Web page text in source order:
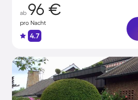
ab 96 €
pro Nacht
4.7